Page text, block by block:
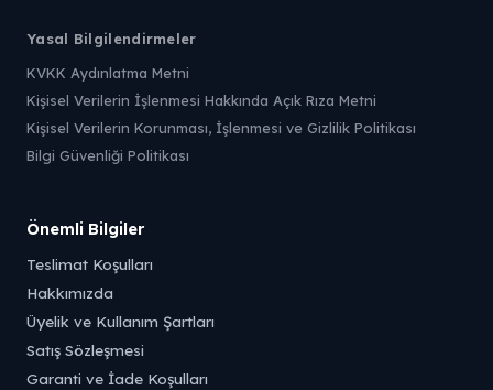
Yasal Bilgilendirmeler
KVKK Aydınlatma Metni
Kişisel Verilerin İşlenmesi Hakkında Açık Rıza Metni
Kişisel Verilerin Korunması, İşlenmesi ve Gizlilik Politikası
Bilgi Güvenliği Politikası
Önemli Bilgiler
Teslimat Koşulları
Hakkımızda
Üyelik ve Kullanım Şartları
Satış Sözleşmesi
Garanti ve İade Koşulları